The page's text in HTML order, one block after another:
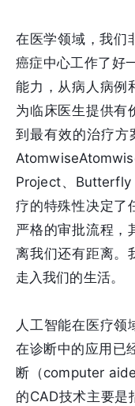
在医学领域，我们
癌症中心工作了好
能力，从病人病例
为临床医生提供有
到最有效的治疗方
Project、
疗的特殊性决定了
严格的审批流程，
离我们还有距离。
走入我们的生活。
人工智能在医疗领
在诊断中的应用已
断（computer
的CAD技术主要是